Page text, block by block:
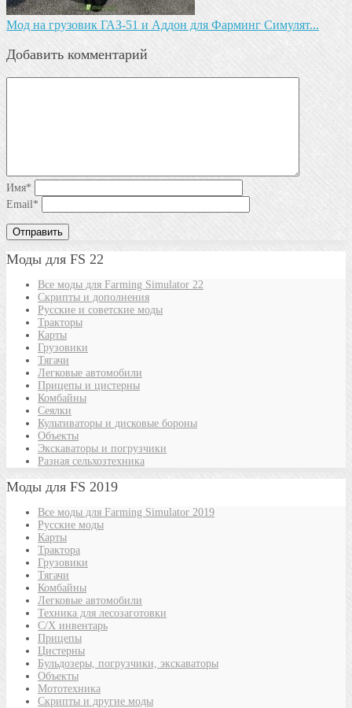
Мод на грузовик ГАЗ-51 и Аддон для Фарминг Симулят...
Добавить комментарий
Имя*
Email*
Моды для FS 22
Все моды для Farming Simulator 22
Скрипты и дополнения
Русские и советские моды
Тракторы
Карты
Грузовики
Тягачи
Легковые автомобили
Прицепы и цистерны
Комбайны
Сеялки
Культиваторы и дисковые бороны
Объекты
Экскаваторы и погрузчики
Разная сельхозтехника
Моды для FS 2019
Все моды для Farming Simulator 2019
Русские моды
Карты
Трактора
Грузовики
Тягачи
Комбайны
Легковые автомобили
Техника для лесозаготовки
С/Х инвентарь
Прицепы
Цистерны
Бульдозеры, погрузчики, экскаваторы
Объекты
Мототехника
Скрипты и другие моды